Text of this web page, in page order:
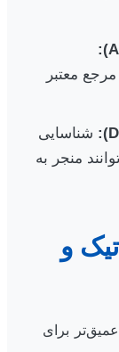
معتبر
شناسایی
منجر به
و
برای